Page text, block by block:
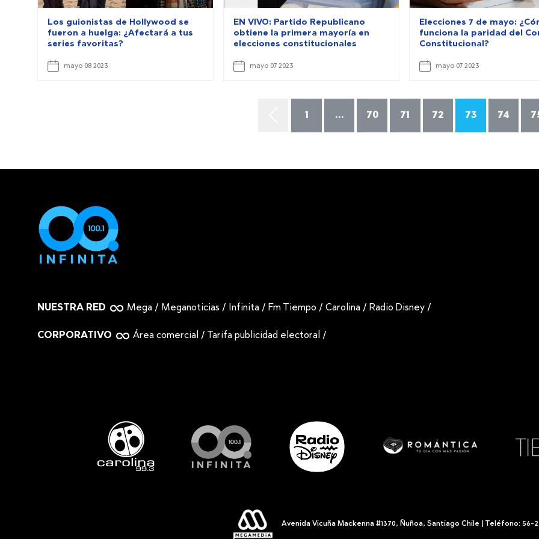
Los guionistas de Hollywood se
fueron a huelga: ¿Afectará a tus
series favoritas?
mayo 08 2023
EN VIVO: Partido Republicano
obtiene la primera mayoría en
elecciones constitucionales
mayo 07 2023
Elecciones 7 de mayo:
funciona la paridad del
Constitucional?
mayo 07 2023
1 ... 70 71 72 73 74
NUESTRA RED Mega / Meganoticias / Infinita / Fm Tiempo /Carolina / Radio Disney /
CORPORATIVO Área comercial / Tarifa publicidad electoral /
Avenida Vicuña Mackenna #1370, Ñuñoa, Santiago Chile | Teléfono: 56-